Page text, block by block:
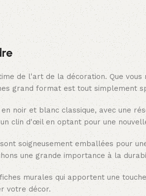
de l'art de la décoration. Que
grand format est tout simplement
noir et blanc classique, avec une
clin d'œil en optant pour une
soigneusement emballées pour
une grande importance à la
murales qui apportent une
votre décor.